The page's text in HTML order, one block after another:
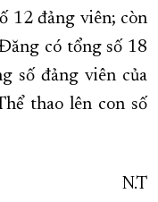
12 đảng viên; còn
có tổng số 18
số đảng viên của
thao lên con số
N.T